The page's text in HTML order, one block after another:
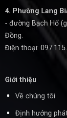
4. Phường Lang
- đường Bạch Hổ
Đồng.
Điện thoại:
Giới thiệu
Về chúng tôi
Định hướng